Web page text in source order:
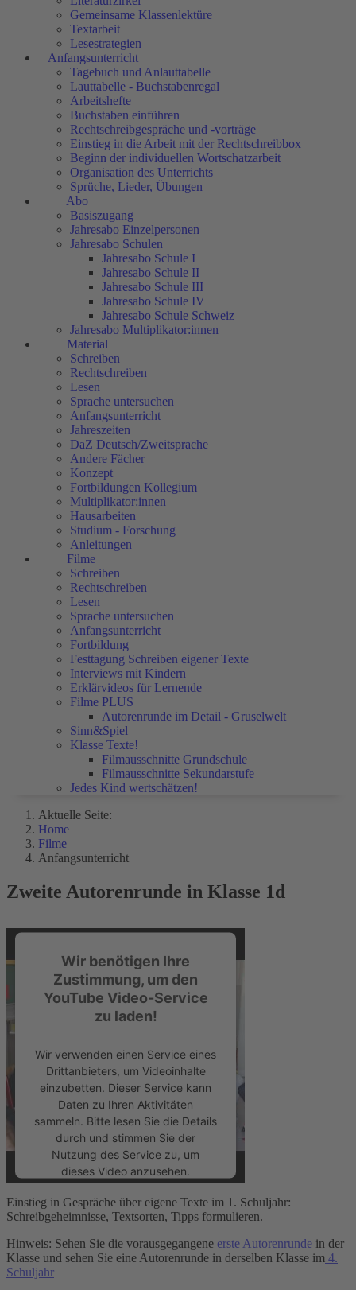
Gemeinsame Klassenlektüre
Textarbeit
Lesestrategien
Anfangsunterricht
Tagebuch und Anlauttabelle
Lauttabelle - Buchstabenregal
Arbeitshefte
Buchstaben einführen
Rechtschreibgespräche und -vorträge
Einstieg in die Arbeit mit der Rechtschreibbox
Beginn der individuellen Wortschatzarbeit
Organisation des Unterrichts
Sprüche, Lieder, Übungen
Abo
Basiszugang
Jahresabo Einzelpersonen
Jahresabo Schulen
Jahresabo Schule I
Jahresabo Schule II
Jahresabo Schule III
Jahresabo Schule IV
Jahresabo Schule Schweiz
Jahresabo Multiplikator:innen
Material
Schreiben
Rechtschreiben
Lesen
Sprache untersuchen
Anfangsunterricht
Jahreszeiten
DaZ Deutsch/Zweitsprache
Andere Fächer
Konzept
Fortbildungen Kollegium
Multiplikator:innen
Hausarbeiten
Studium - Forschung
Anleitungen
Filme
Schreiben
Rechtschreiben
Lesen
Sprache untersuchen
Anfangsunterricht
Fortbildung
Festtagung Schreiben eigener Texte
Interviews mit Kindern
Erklärvideos für Lernende
Filme PLUS
Autorenrunde im Detail - Gruselwelt
Sinn&Spiel
Klasse Texte!
Filmausschnitte Grundschule
Filmausschnitte Sekundarstufe
Jedes Kind wertschätzen!
Aktuelle Seite:
Home
Filme
Anfangsunterricht
Zweite Autorenrunde in Klasse 1d
Wir benötigen Ihre
Zustimmung, um den
YouTube Video-Service
zu laden!
Wir verwenden einen Service eines
Drittanbieters, um Videoinhalte
einzubetten. Dieser Service kann
Daten zu Ihren Aktivitäten
sammeln. Bitte lesen Sie die Details
durch und stimmen Sie der
Nutzung des Service zu, um
dieses Video anzusehen.
Mehr Informationen
Akzeptieren
powered by
Einstieg in Gespräche über eigene Texte im 1. Schuljahr:
Schreibgeheimnisse, Textsorten, Tipps formulieren.
Hinweis: Sehen Sie die vorausgegangene erste Autorenrunde in der
Klasse und sehen Sie eine Autorenrunde in derselben Klasse im 4.
Schuljahr